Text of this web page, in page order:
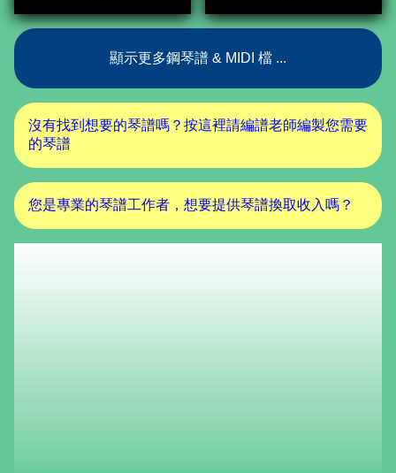
顯示更多鋼琴譜 & MIDI 檔 ...
沒有找到想要的琴譜嗎？按這裡請編譜老師編製您需要
的琴譜
您是專業的琴譜工作者，想要提供琴譜換取收入嗎？